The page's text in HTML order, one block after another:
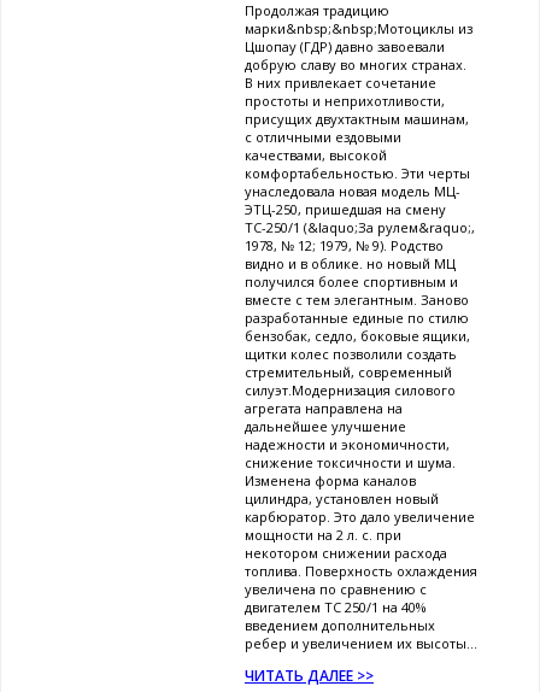
Продолжая традицию
марки&nbsp;&nbsp;Мотоциклы из
Цшопау (ГДР) давно завоевали
добрую славу во многих странах.
В них привлекает сочетание
простоты и неприхотливости,
присущих двухтактным машинам,
с отличными ездовыми
качествами, высокой
комфортабельностью. Эти черты
унаследовала новая модель МЦ-
ЭТЦ-250, пришедшая на смену
ТС-250/1 (&laquo;За рулем&raquo;,
1978, № 12; 1979, № 9). Родство
видно и в облике. но новый МЦ
получился более спортивным и
вместе с тем элегантным. Заново
разработанные единые по стилю
бензобак, седло, боковые ящики,
щитки колес позволили создать
стремительный, современный
силуэт.Модернизация силового
агрегата направлена на
дальнейшее улучшение
надежности и экономичности,
снижение токсичности и шума.
Изменена форма каналов
цилиндра, установлен новый
карбюратор. Это дало увеличение
мощности на 2 л. с. при
некотором снижении расхода
топлива. Поверхность охлаждения
увеличена по сравнению с
двигателем ТС 250/1 на 40%
введением дополнительных
ребер и увеличением их высоты...
ЧИТАТЬ ДАЛЕЕ >>